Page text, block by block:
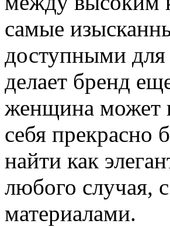
самые
доступными для
делает бренд
женщина может
себя прекрасно
найти как
любого случая,
материалами.